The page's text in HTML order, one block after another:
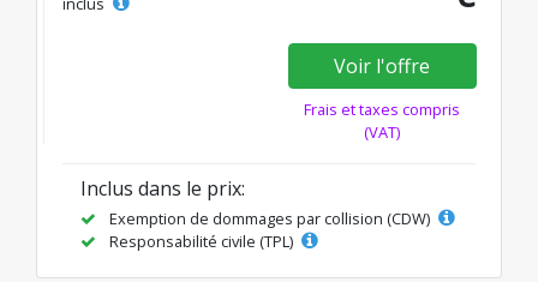
Voir l'offre
Frais et taxes compris
(VAT)
Inclus dans le prix:
Exemption de dommages par collision (CDW)
Responsabilité civile (TPL)